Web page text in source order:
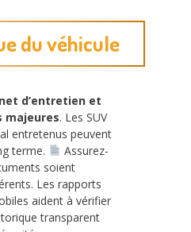
du véhicule
d’entretien et
majeures. Les SUV
entretenus peuvent
terme.
Assurez-
soient
Les rapports
aident à vérifier
transparent